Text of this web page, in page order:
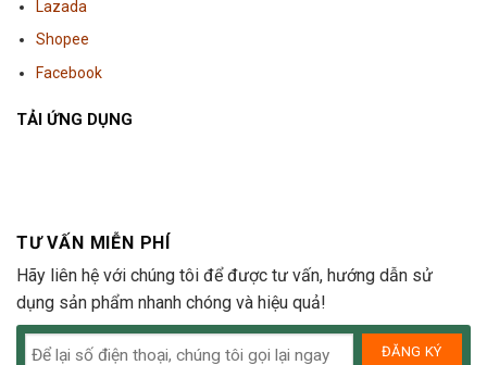
Lazada
Shopee
Facebook
TẢI ỨNG DỤNG
TƯ VẤN MIỄN PHÍ
Hãy liên hệ với chúng tôi để được tư vấn, hướng dẫn sử
dụng sản phẩm nhanh chóng và hiệu quả!